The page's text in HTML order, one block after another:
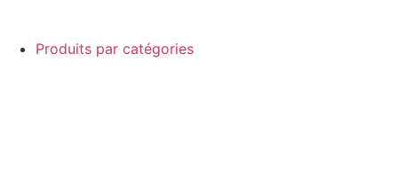
Produits par catégories